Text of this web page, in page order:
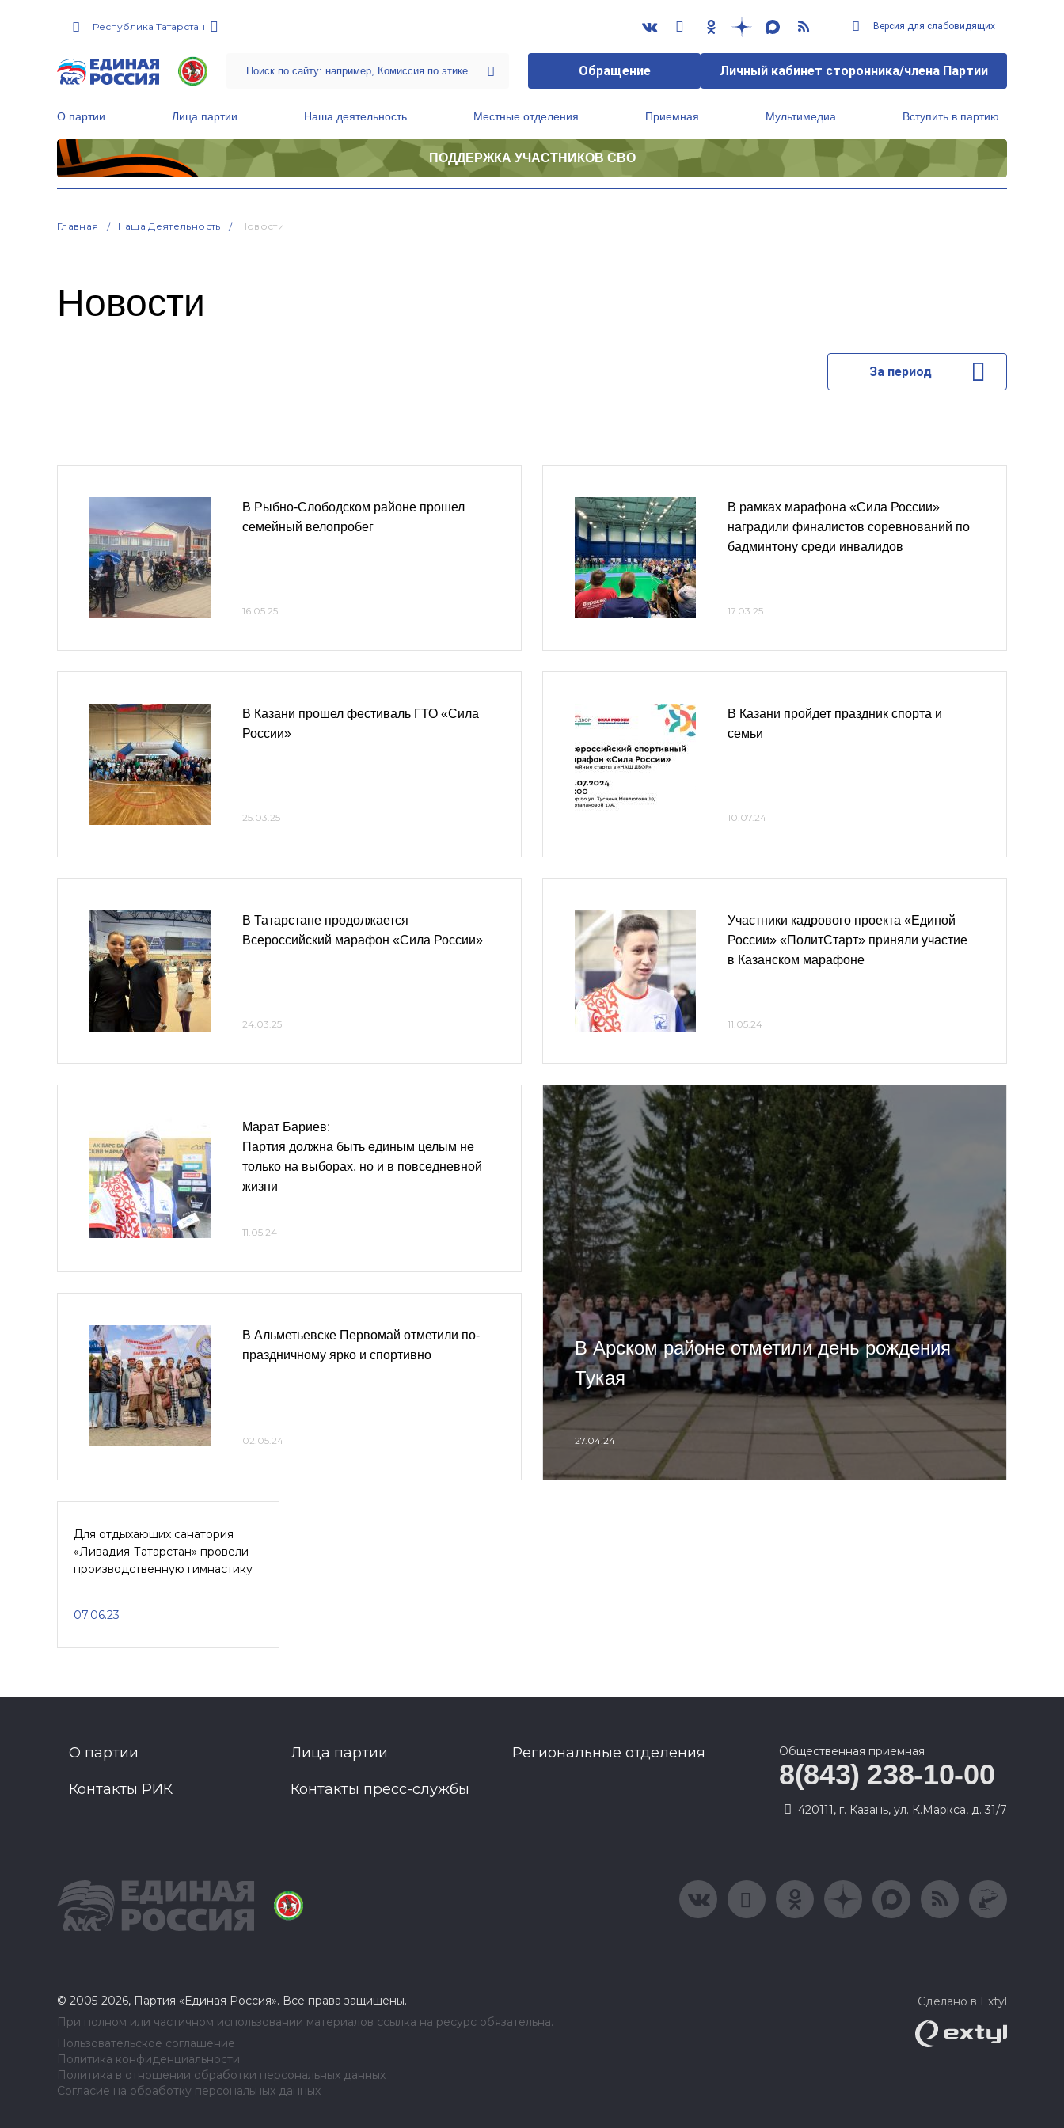
Республика Татарстан Версия для слабовидящих
Обращение Личный кабинет сторонника/члена Партии
О партии Лица партии Наша деятельность Местные отделения Приемная Мультимедиа Вступить в партию
ПОДДЕРЖКА УЧАСТНИКОВ СВО
Главная Наша Деятельность Новости
Новости
За период
В Рыбно-Слободском районе прошел
семейный велопробег
16.05.25
В Казани прошел фестиваль ГТО «Сила
России»
25.03.25
В Татарстане продолжается
Всероссийский марафон «Сила России»
24.03.25
В рамках марафона «Сила России»
наградили финалистов соревнований по
бадминтону среди инвалидов
17.03.25
В Казани пройдет праздник спорта и
семьи
10.07.24
Участники кадрового проекта «Единой
России» «ПолитСтарт» приняли участие
в Казанском марафоне
11.05.24
Марат Бариев:
Партия должна быть единым целым не
только на выборах, но и в повседневной
жизни
11.05.24
В Альметьевске Первомай отметили по-
праздничному ярко и спортивно
02.05.24
В Арском районе отметили день рождения
Тукая
27.04.24
Для отдыхающих санатория
«Ливадия-Татарстан» провели
производственную гимнастику
07.06.23
О партии Лица партии Региональные отделения
Контакты РИК Контакты пресс-службы
Общественная приемная
8(843) 238-10-00
420111, г. Казань, ул. К.Маркса, д. 31/7
© 2005-2026, Партия «Единая Россия». Все права защищены.
При полном или частичном использовании материалов ссылка на ресурс обязательна.
Пользовательское соглашение
Политика конфиденциальности
Политика в отношении обработки персональных данных
Согласие на обработку персональных данных
Сделано в Extyl